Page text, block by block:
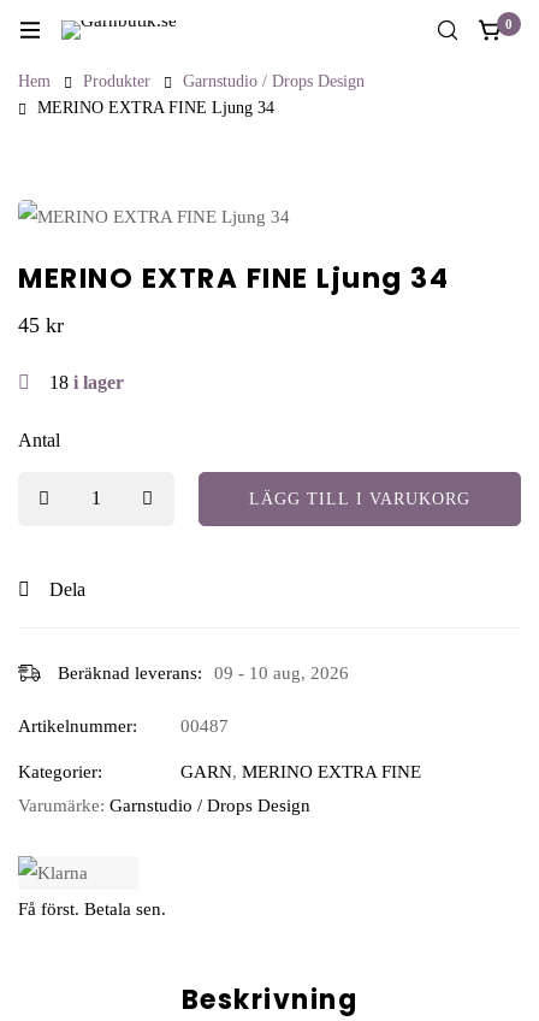
0
Hem Produkter
Garnstudio / Drops Design
MERINO EXTRA FINE Ljung 34
MERINO EXTRA FINE Ljung 34
45 kr
18 i lager
Antal
LÄGG TILL I VARUKORG
Dela
Beräknad leverans: 09 - 10 aug, 2026
Artikelnummer: 00487
Kategorier: GARN, MERINO EXTRA FINE
Varumärke: Garnstudio / Drops Design
Få först. Betala sen.
Beskrivning